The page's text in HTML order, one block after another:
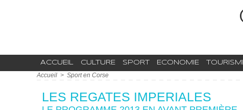
ACCUEIL CULTURE SPORT ECONOMIE
Accueil > Sport en Corse
LES REGATES IMPERIALES